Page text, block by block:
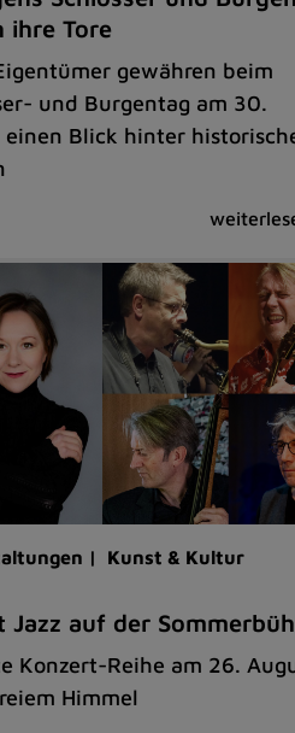
ihre Tore
gewähren beim
und Burgentag am 30.
einen Blick hinter
| Kunst & Kultur
Jazz auf der
Konzert-Reihe am 26.
Himmel